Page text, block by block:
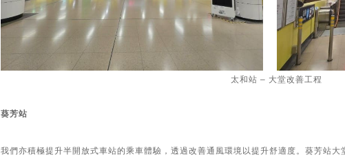
太和站 – 大堂改善工程
葵芳站
我們亦積極提升半開放式車站的乘車體驗，透過改善通風環境以提升舒適度。葵芳站